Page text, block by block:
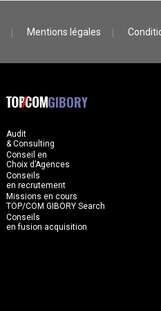
Mentions légales
GIBORY
Audit
& Consulting
Conseil en
Choix d’Agences
Conseils
en recrutement
Missions en cours
TOP/COM GIBORY Search
Conseils
en fusion acquisition